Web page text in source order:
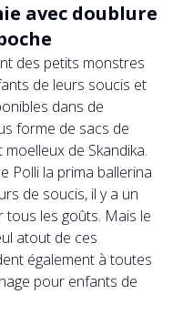
avec doublure
des petits monstres
de leurs soucis et
dans de
forme de sacs de
de Skandika.
Polli la prima ballerina
de soucis, il y a un
les goûts. Mais le
atout de ces
également à toutes
pour enfants de